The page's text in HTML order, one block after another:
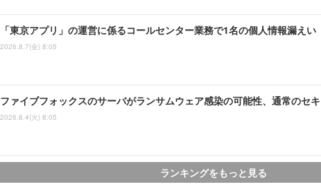
「東京アプリ」の運営に係るコールセンター業務で1名の個人情報漏えい
2026.8.7(金) 8:05
ファイブフォックスのサーバがランサムウェア感染の可能性、通常のセ
2026.8.4(火) 8:05
ランキングをもっと見る